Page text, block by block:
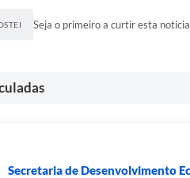
Seja o primeiro a curtir esta
Secretaria de Desenvolvimento